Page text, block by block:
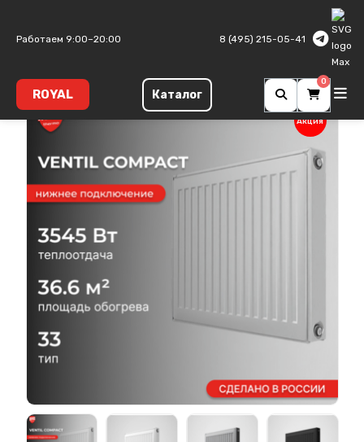
Работаем 9:00–20:00 8 (495) 215-05-41
ROYAL Каталог
0
Тип 33
Акция